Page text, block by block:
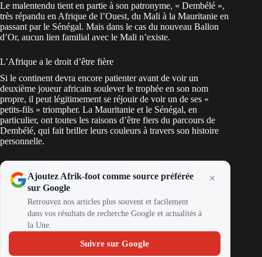
Le malentendu tient en partie à son patronyme, « Dembélé »,
très répandu en Afrique de l’Ouest, du Mali à la Mauritanie en
passant par le Sénégal. Mais dans le cas du nouveau Ballon
d’Or, aucun lien familial avec le Mali n’existe.
L’Afrique a le droit d’être fière
Si le continent devra encore patienter avant de voir un
deuxième joueur africain soulever le trophée en son nom
propre, il peut légitimement se réjouir de voir un de ses «
petits-fils » triompher. La Mauritanie et le Sénégal, en
particulier, ont toutes les raisons d’être fiers du parcours de
Dembélé, qui fait briller leurs couleurs à travers son histoire
personnelle.
Ajoutez Afrik-foot comme source préférée
sur Google
Retrouvez nos articles plus souvent et facilement
dans vos résultats de recherche Google et actualités à
la Une.
Suivre sur Google